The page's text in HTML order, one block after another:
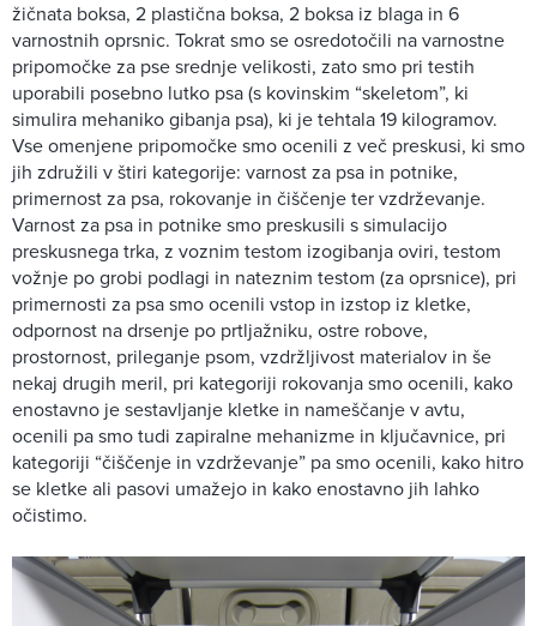
žičnata boksa, 2 plastična boksa, 2 boksa iz blaga in 6
varnostnih oprsnic. Tokrat smo se osredotočili na varnostne
pripomočke za pse srednje velikosti, zato smo pri testih
uporabili posebno lutko psa (s kovinskim “skeletom”, ki
simulira mehaniko gibanja psa), ki je tehtala 19 kilogramov.
Vse omenjene pripomočke smo ocenili z več preskusi, ki smo
jih združili v štiri kategorije: varnost za psa in potnike,
primernost za psa, rokovanje in čiščenje ter vzdrževanje.
Varnost za psa in potnike smo preskusili s simulacijo
preskusnega trka, z voznim testom izogibanja oviri, testom
vožnje po grobi podlagi in nateznim testom (za oprsnice), pri
primernosti za psa smo ocenili vstop in izstop iz kletke,
odpornost na drsenje po prtljažniku, ostre robove,
prostornost, prileganje psom, vzdržljivost materialov in še
nekaj drugih meril, pri kategoriji rokovanja smo ocenili, kako
enostavno je sestavljanje kletke in nameščanje v avtu,
ocenili pa smo tudi zapiralne mehanizme in ključavnice, pri
kategoriji “čiščenje in vzdrževanje” pa smo ocenili, kako hitro
se kletke ali pasovi umažejo in kako enostavno jih lahko
očistimo.